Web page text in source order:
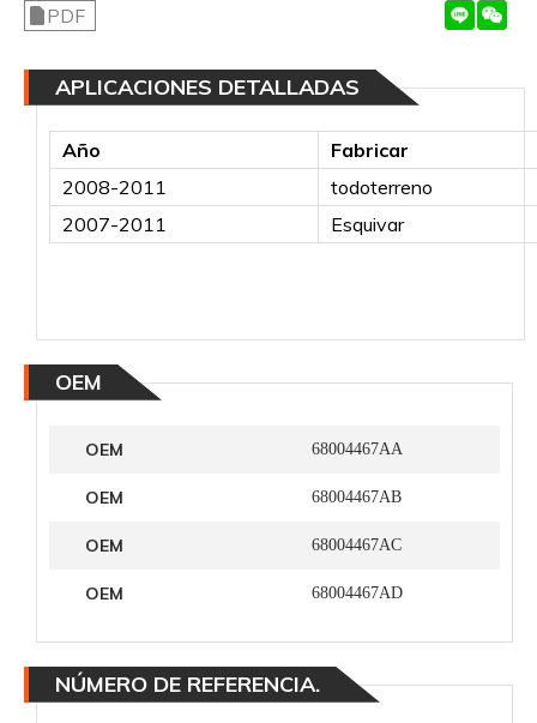
PDF
APLICACIONES DETALLADAS
Año
Fabricar
2008-2011
todoterreno
2007-2011
Esquivar
OEM
OEM 68004467AA
OEM 68004467AB
OEM 68004467AC
OEM 68004467AD
NÚMERO DE REFERENCIA.